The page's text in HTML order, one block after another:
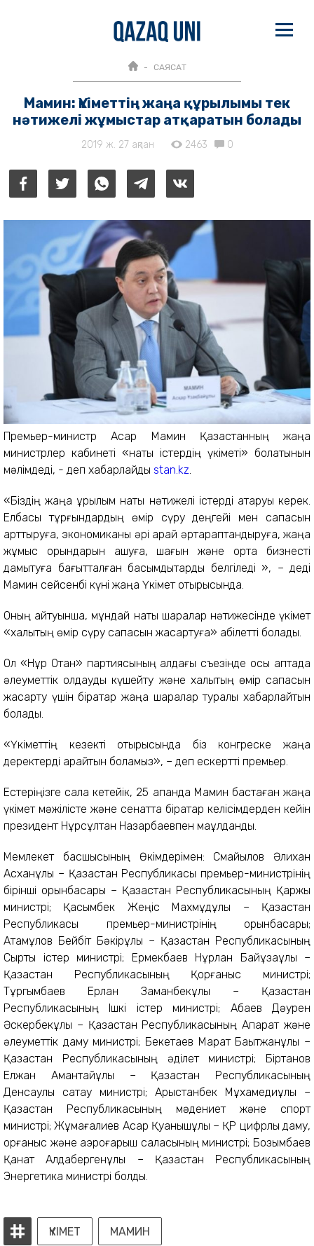
САЯСАТ
Мамин: Үкіметтің жаңа құрылымы тек
нәтижелі жұмыстар атқаратын болады
2019 ж. 27 ақпан 2463 0
Премьер-министр Асқар Мамин Қазақстанның жаңа
министрлер кабинеті «нақты істердің үкіметі» болатынын
мәлімдеді, - деп хабарлайды stan.kz.
«Біздің жаңа құрылым нақты нәтижелі істерді атқаруы керек.
Елбасы тұрғындардың өмір сүру деңгейі мен сапасын
арттыруға, экономиканы әрі қарай әртараптандыруға, жаңа
жұмыс орындарын ашуға, шағын және орта бизнесті
дамытуға бағытталған басымдықтарды белгіледі », – деді
Мамин сейсенбі күні жаңа Үкімет отырысында.
Оның айтуынша, мұндай нақты шаралар нәтижесінде үкімет
«халықтың өмір сүру сапасын жақсартуға» қабілетті болады.
Ол «Нұр Отан» партиясының алдағы съезінде осы аптада
әлеуметтік қолдауды күшейту және халықтың өмір сапасын
жақсарту үшін бірқатар жаңа шаралар туралы хабарлайтын
болады.
«Үкіметтің кезекті отырысында біз конгреске жаңа
деректерді қарайтын боламыз», – деп ескертті премьер.
Естеріңізге сала кетейік, 25 ақпанда Мамин бастаған жаңа
үкімет мәжілісте және сенатта бірқатар келісімдерден кейін
президент Нұрсұлтан Назарбаевпен мақұлданды.
Мемлекет басшысының Өкімдерімен: Смайылов Әлихан
Асханұлы – Қазақстан Республикасы премьер-министрінің
бірінші орынбасары – Қазақстан Республикасының Қаржы
министрі; Қасымбек Жеңіс Махмұдұлы – Қазақстан
Республикасы премьер-министрінің орынбасары;
Атамқұлов Бейбіт Бәкірұлы – Қазақстан Республикасының
Сыртқы істер министрі; Ермекбаев Нұрлан Байұзақұлы –
Қазақстан Республикасының Қорғаныс министрі;
Тұргымбаев Ерлан Заманбекұлы – Қазақстан
Республикасының Ішкі істер министрі; Абаев Дәурен
Әскербекұлы – Қазақстан Республикасының Ақпарат және
әлеуметтік даму министрі; Бекетаев Марат Бақытжанұлы –
Қазақстан Республикасының әділет министрі; Біртанов
Елжан Амантайұлы – Қазақстан Республикасының
Денсаулық сақтау министрі; Арыстанбек Мұхамедиұлы –
Қазақстан Республикасының мәдениет және спорт
министрі; Жұмағалиев Асқар Қуанышұлы – ҚР цифрлық даму,
қорғаныс және аэроғарыш саласының министрі; Бозымбаев
Қанат Алдабергенұлы – Қазақстан Республикасының
Энергетика министрі болды.
ҮКІМЕТ МАМИН